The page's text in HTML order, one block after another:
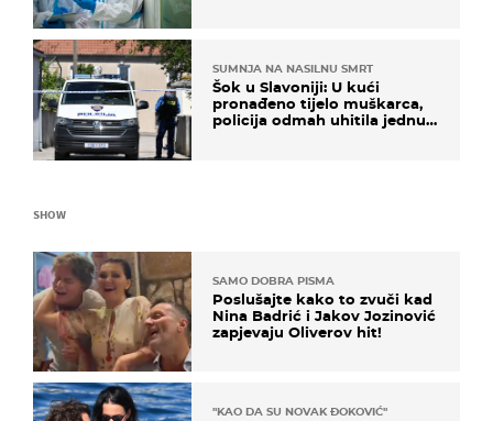
SUMNJA NA NASILNU SMRT
Šok u Slavoniji: U kući
pronađeno tijelo muškarca,
policija odmah uhitila jednu
SHOW
SAMO DOBRA PISMA
Poslušajte kako to zvuči kad
Nina Badrić i Jakov Jozinović
zapjevaju Oliverov hit!
"KAO DA SU NOVAK ĐOKOVIĆ"